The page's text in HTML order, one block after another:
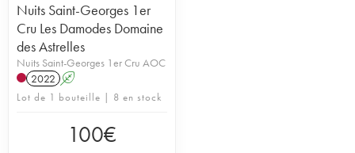
Nuits Saint-Georges 1er
Cru Les Damodes Domaine
des Astrelles
Nuits Saint-Georges 1er Cru AOC
2022 A
Lot de 1 bouteille | 8 en stock
100€